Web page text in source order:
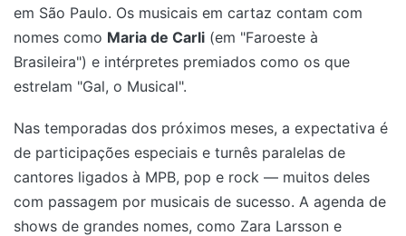
em São Paulo. Os musicais em cartaz contam com
nomes como Maria de Carli (em "Faroeste à
Brasileira") e intérpretes premiados como os que
estrelam "Gal, o Musical".
Nas temporadas dos próximos meses, a expectativa é
de participações especiais e turnês paralelas de
cantores ligados à MPB, pop e rock — muitos deles
com passagem por musicais de sucesso. A agenda de
shows de grandes nomes, como Zara Larsson e